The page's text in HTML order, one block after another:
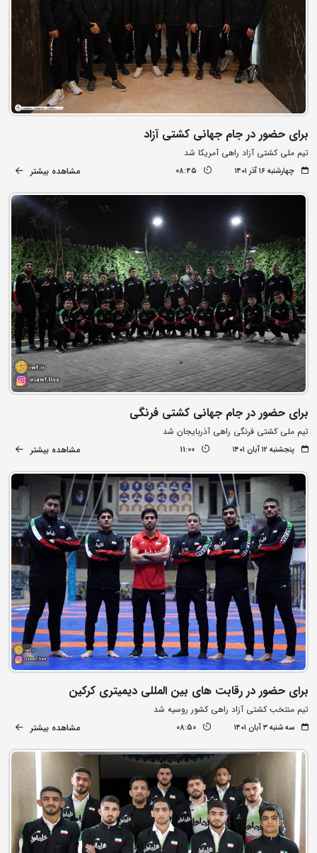
برای حضور در جام جهانی کشتی آزاد
تیم ملی کشتی آزاد راهی آمریکا شد
چهارشنبه ۱۶ آذر ۱۴۰۱ 08:45 مشاهده بیشتر
برای حضور در جام جهانی کشتی فرنگی
تیم ملی کشتی فرنگی راهی آذربایجان شد
پنجشنبه ۱۲ آبان ۱۴۰۱ 11:00 مشاهده بیشتر
برای حضور در رقابت های بین المللی دیمیتری کرکین
تیم منتخب کشتی آزاد راهی کشور روسیه شد
سه شنبه ۳ آبان ۱۴۰۱ 08:50 مشاهده بیشتر